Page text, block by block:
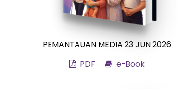
PEMANTAUAN MEDIA 23 JUN 2026
PDF
e-Book